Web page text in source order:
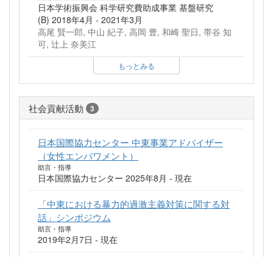
日本学術振興会 科学研究費助成事業 基盤研究
(B) 2018年4月 - 2021年3月
高尾 賢一郎, 中山 紀子, 高岡 豊, 和崎 聖日, 帯谷 知
可, 辻上 奈美江
もっとみる
社会貢献活動 3
日本国際協力センター 中東事業アドバイザー
（女性エンパワメント）
助言・指導
日本国際協力センター 2025年8月 - 現在
「中東における暴力的過激主義対策に関する対
話」シンポジウム
助言・指導
2019年2月7日 - 現在